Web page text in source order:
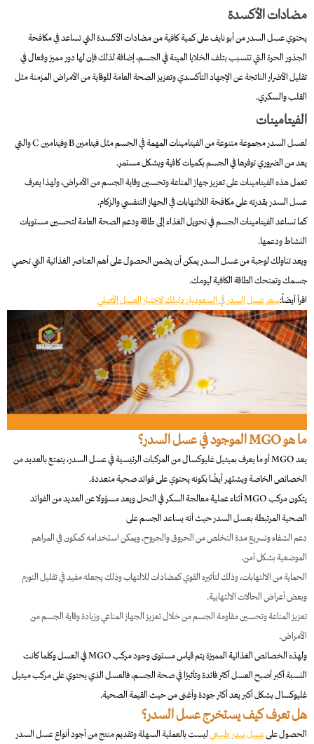
مضادات الأكسدة
يحتوي عسل السدر من أبو نايف على كمية كافية من مضادات الأكسدة التي تساعد في مكافحة
الجذور الحرة التيتتسبب بتلف الخلايا الميتة في الجسم، إضافة لذلك فإن لها دور مميز وفعال في
تقليل الأضرار الناتجة عن الإجهاد التأكسدي وتعزيز الصحة العامة للوقاية من الأمراض المزمنة مثل
القلب والسكري.
الفيتامينات
لعسل السدر مجموعة متنوعة من الفيتامينات المهمة في الجسم مثل فيتامين B وفيتامين C والتي
يعد من الضروري توفرها في الجسم بكميات كافية وبشكل مستمر.
تعمل هذه الفيتامينات على تعزيز جهاز المناعة وتحسين وقاية الجسم من الأمراض، ولهذا يعرف
عسل السدر بقدرته على مكافحة اللالتهابات في الجهاز التنفسي والزكام.
كما تساعد الفيتامينات الجسم في تحويل الغذاء إلى طاقة ودعم الصحة العامة لتحسين مستويات
النشاط ودعمها.
ويعد تناولك لوجبة من عسل السدر يمكن أن يضمن الحصول على أهم العناصر الغذائية التي تحمي
جسمك وتمنحك الطاقة الكافية ليومك.
اقرأ أيضاً:سعر عسل السدر في السعودية: دليلك لاختيار العسل الأصلي
ما هو MGO الموجود في عسل السدر؟
يعد MGO أو ما يعرف بميثيل غليوكسال من المركبات الرئيسية في عسل السدر، يتمتع بالعديد من
الخصائص الخاصة ويشتهر أيضًا بكونه يحتوي على فوائد صحية متعددة.
يتكون مركب MGO أثناء عملية معالجة السكر في النحل ويعد مسؤولا عن العديد من الفوائد
الصحية المرتبطة بعسل السدر حيث أنه يساعد الجسم على
دعم الشفاء وتسريع مدة التخلص من الحروق والجروح، ويمكن استخدامه كمكون في المراهم
الموضعية بشكل آمن.
الحماية من الالتهابات، وذلك لتأثيره القوي كمضادات للالتهاب وذلك يجعله مفيد في تقليل التورم
وبعض أعراض الحالات الالتهابية.
تعزيز المناعة وتحسين مقاومة الجسم من خلال تعزيز الجهاز المناعي وزيادة وقاية الجسم من
الأمراض.
ولهذه الخصائص الغذائية المميزة يتم قياس مستوى وجود مركب MGO في العسل وكلما كانت
النسبة أكبر أصبح العسل أكثر فائدة وتأثيرًا في صحة الجسم، فالعسل الذي يحتوي على مركب ميثيل
غليوكسال بشكل أكبر يعد أكثر جودة وأغنى من حيث القيمة الصحية.
هل تعرف كيف يستخرج عسل السدر؟
الحصول علىعسل سدر طبيعيليست بالعملية السهلة وتقديم منتج من أجود أنواع عسل السدر